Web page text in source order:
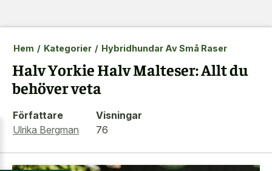
Hem / Kategorier / Hybridhundar Av Små Raser
Halv Yorkie Halv Malteser: Allt du
behöver veta
Författare
Ulrika Bergman
Visningar
76